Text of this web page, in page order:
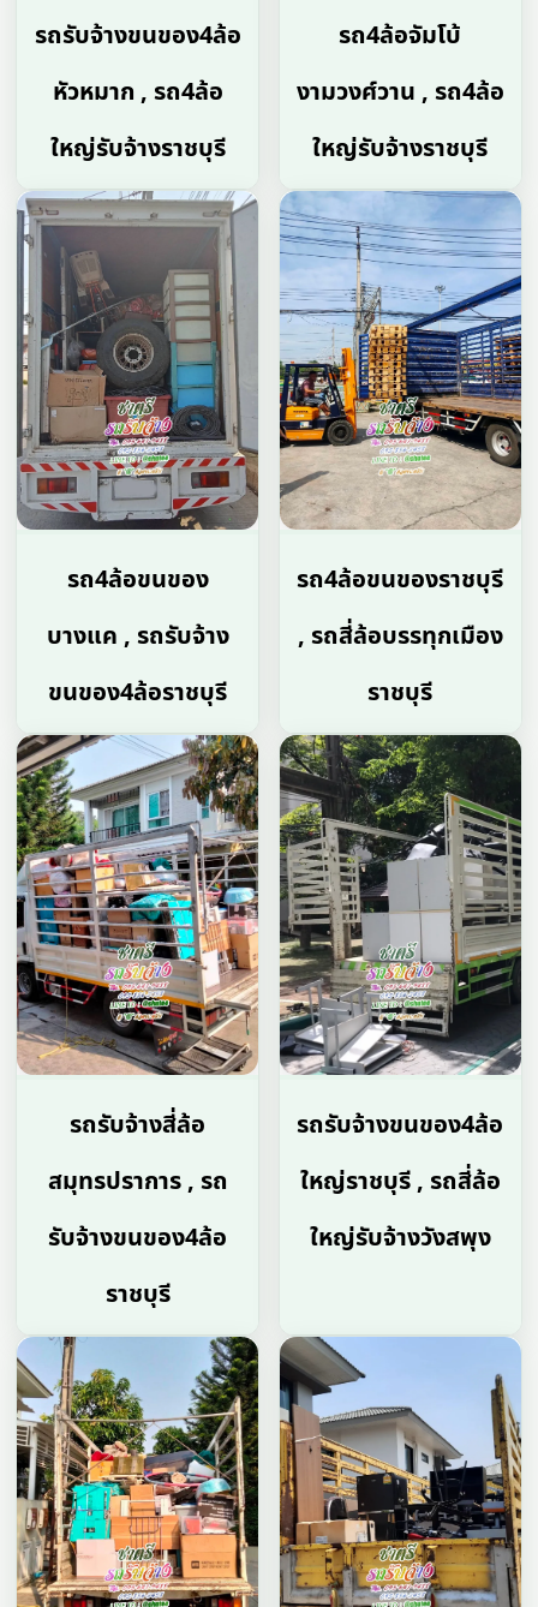
รถรับจ้างขนของ4ล้อ
หัวหมาก , รถ4ล้อ
ใหญ่รับจ้างราชบุรี
รถ4ล้อจัมโบ้
งามวงศ์วาน , รถ4ล้อ
ใหญ่รับจ้างราชบุรี
รถ4ล้อขนของ
บางแค , รถรับจ้าง
ขนของ4ล้อราชบุรี
รถ4ล้อขนของราชบุรี
, รถสี่ล้อบรรทุกเมือง
ราชบุรี
รถรับจ้างสี่ล้อ
สมุทรปราการ , รถ
รับจ้างขนของ4ล้อ
ราชบุรี
รถรับจ้างขนของ4ล้อ
ใหญ่ราชบุรี , รถสี่ล้อ
ใหญ่รับจ้างวังสพุง